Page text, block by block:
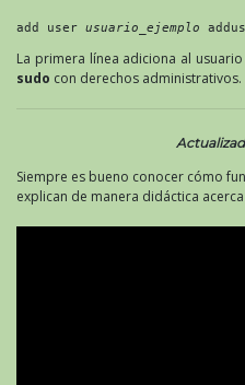
add user usuario_ejemplo
La primera línea adiciona al
sudo con derechos administrativos.
Siempre es bueno conocer cómo
explican de manera didáctica